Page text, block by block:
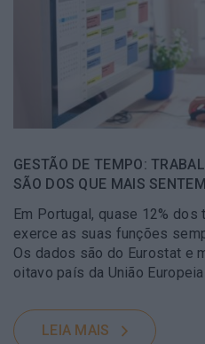
GESTÃO DE TEMPO:
SÃO DOS QUE MAIS
Em Portugal, quase 12%
exerce as suas funções
Os dados são do Eurostat e
oitavo país da União Europeia
LEIA MAIS